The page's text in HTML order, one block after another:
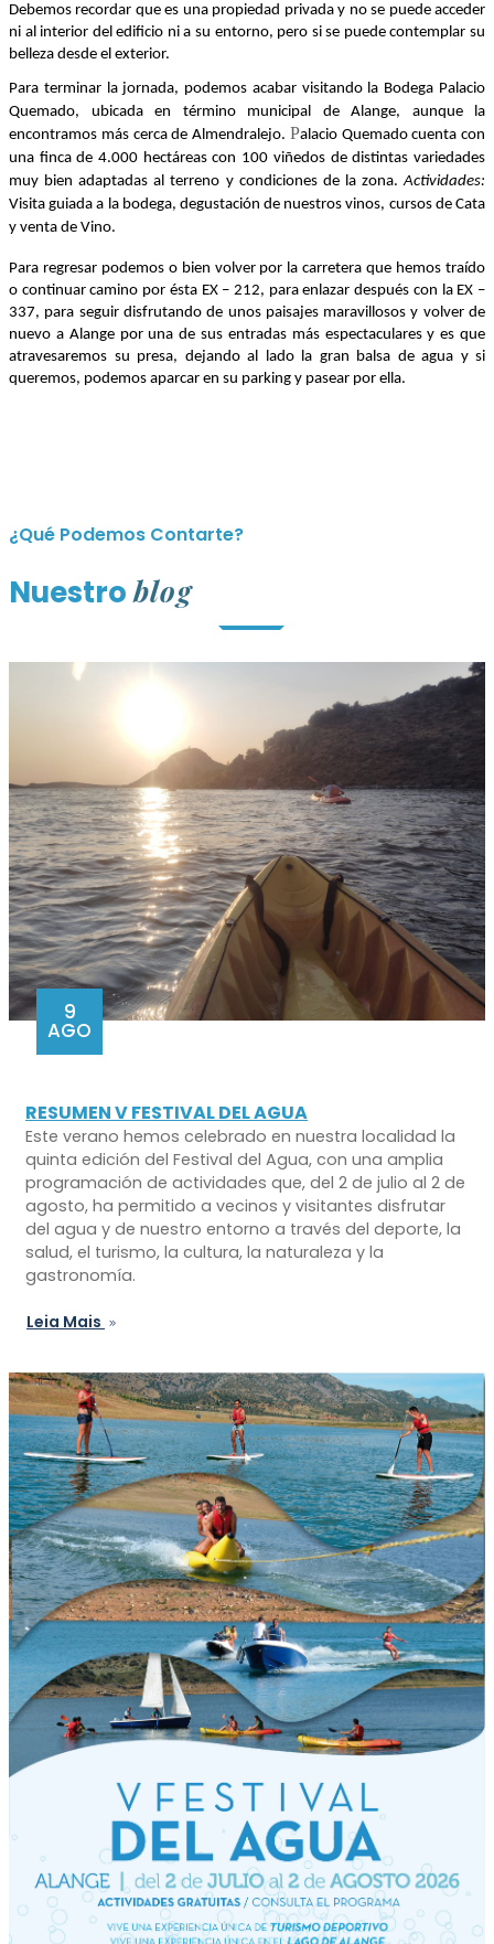
Debemos recordar que es una propiedad privada y no se puede acceder
ni al interior del edificio ni a su entorno, pero si se puede contemplar su
belleza desde el exterior.
Para terminar la jornada, podemos acabar visitando la Bodega Palacio
Quemado, ubicada en término municipal de Alange, aunque la
encontramos más cerca de Almendralejo. Palacio Quemado cuenta con
una finca de 4.000 hectáreas con 100 viñedos de distintas variedades
muy bien adaptadas al terreno y condiciones de la zona.Actividades:
Visita guiada a la bodega, degustación de nuestros vinos, cursos de Cata
y venta de Vino.
Para regresar podemos o bien volver por la carretera que hemos traído
o continuar camino por ésta EX – 212, para enlazar después con la EX –
337, para seguir disfrutando de unos paisajes maravillosos y volver de
nuevo a Alange por una de sus entradas más espectaculares y es que
atravesaremos su presa, dejando al lado la gran balsa de agua y si
queremos, podemos aparcar en su parking y pasear por ella.
¿Qué Podemos Contarte?
Nuestroblog
9
AGO
RESUMEN V FESTIVAL DEL AGUA
Este verano hemos celebrado en nuestra localidad la
quinta edición del Festival del Agua, con una amplia
programación de actividades que, del 2 de julio al 2 de
agosto, ha permitido a vecinos y visitantes disfrutar
del agua y de nuestro entorno a través del deporte, la
salud, el turismo, la cultura, la naturaleza y la
gastronomía.
Leia Mais